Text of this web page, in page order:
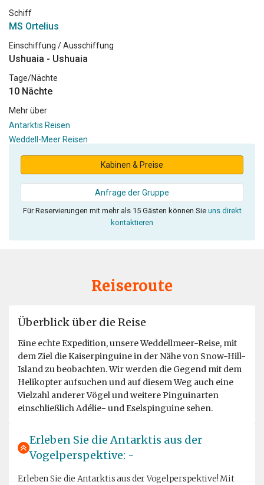
Schiff
MS Ortelius
Einschiffung / Ausschiffung
Ushuaia - Ushuaia
Tage/Nächte
10 Nächte
Mehr über
Antarktis Reisen
Weddell-Meer Reisen
Kabinen & Preise
Anfrage der Gruppe
Für Reservierungen mit mehr als 15 Gästen können Sie uns direkt
kontaktieren
Reiseroute
Überblick über die Reise
Eine echte Expedition, unsere Weddellmeer-Reise, mit
dem Ziel die Kaiserpinguine in der Nähe von Snow-Hill-
Island zu beobachten. Wir werden die Gegend mit dem
Helikopter aufsuchen und auf diesem Weg auch eine
Vielzahl anderer Vögel und weitere Pinguinarten
einschließlich Adélie- und Eselspinguine sehen.
Erleben Sie die Antarktis aus der
Vogelperspektive: -
Erleben Sie die Antarktis aus der Vogelperspektive! Mit